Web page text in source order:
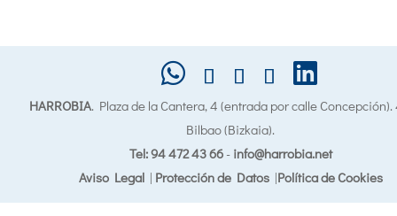
HARROBIA. Plaza de la Cantera, 4 (entrada por calle
Bilbao (Bizkaia).
Tel: 94 472 43 66- info@harrobia.net
Aviso Legal| Protección de Datos|Política de Cookies